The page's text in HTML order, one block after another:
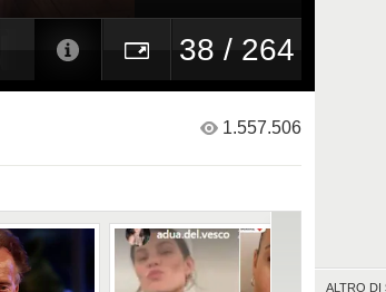
38 / 264
ALTRO DI
1.557.506